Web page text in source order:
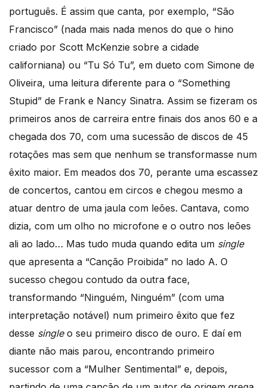
português. É assim que canta, por exemplo, “São
Francisco” (nada mais nada menos do que o hino
criado por Scott McKenzie sobre a cidade
californiana) ou “Tu Só Tu”, em dueto com Simone de
Oliveira, uma leitura diferente para o “Something
Stupid” de Frank e Nancy Sinatra. Assim se fizeram os
primeiros anos de carreira entre finais dos anos 60 e a
chegada dos 70, com uma sucessão de discos de 45
rotações mas sem que nenhum se transformasse num
êxito maior. Em meados dos 70, perante uma escassez
de concertos, cantou em circos e chegou mesmo a
atuar dentro de uma jaula com leões. Cantava, como
dizia, com um olho no microfone e o outro nos leões
ali ao lado… Mas tudo muda quando edita um single
que apresenta a “Canção Proibida” no lado A. O
sucesso chegou contudo da outra face,
transformando “Ninguém, Ninguém” (com uma
interpretação notável) num primeiro êxito que fez
desse singleo seu primeiro disco de ouro. E daí em
diante não mais parou, encontrando primeiro
sucessor com a “Mulher Sentimental” e, depois,